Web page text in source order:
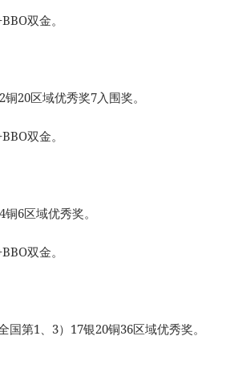
双金。
20区域优秀奖7入围奖。
双金。
6区域优秀奖。
双金。
国第1、3）17银20铜36区域优秀奖。